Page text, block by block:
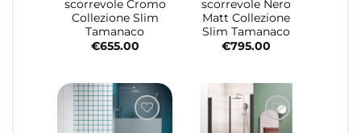
scorrevole Cromo
Collezione Slim
Tamanaco
€655.00
scorrevole Nero
Matt Collezione
Slim Tamanaco
€795.00